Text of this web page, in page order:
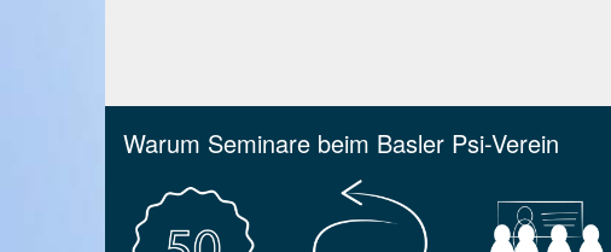
Warum Seminare beim Basler Psi-Verein